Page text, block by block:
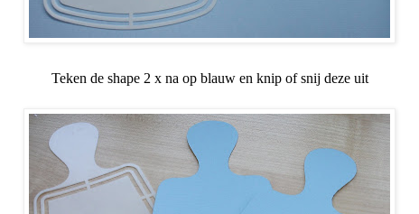
Teken de shape 2 x na op blauw en knip of snij deze uit